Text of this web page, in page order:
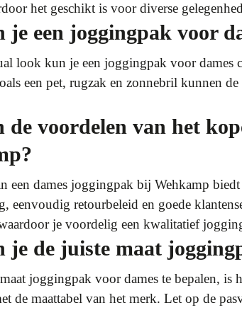
het geschikt is voor diverse
je een joggingpak voor
look kun je een joggingpak voor dames
een pet, rugzak en zonnebril kunnen
de voordelen van het
een dames joggingpak bij Wehkamp
eenvoudig retourbeleid en goede
je voordelig een kwalitatief
je de juiste maat
joggingpak voor dames te bepalen, is
de maattabel van het merk. Let op de